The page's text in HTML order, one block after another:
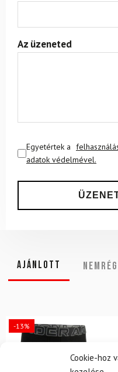
Cookie-hoz
Az üzeneted
Egyetértek a
adatok védelmével.
Ajánlott
-13%